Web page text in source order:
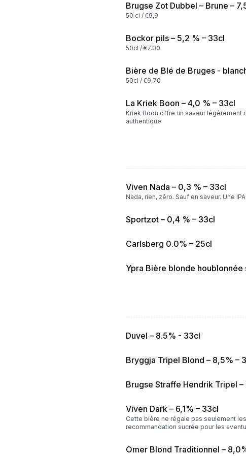
Brugse Zot Dubbel – Brune –
50 cl / €9,9
Bockor pils – 5,2 % – 33cl
50cl / €7.00
Bière de Blé de Bruges -
50cl / €9,70
La Kriek Boon – 4,0 % – 33cl
Kriek Boon offre un saveur
authentique
Viven Nada – 0,3 % – 33cl
Nada, rien, zéro. Sauf en saveur. Une
Sportzot – 0,4 % – 33cl
Carlsberg 0.0% – 25cl
Ypra Bière blonde
Duvel – 8.5% - 33cl
Bryggja Tripel Blond – 8,5% –
Brugse Straffe Hendrik Tripel
Viven Dark – 6,1% – 33cl
Cette bière ne régale pas seulement
recommandation sucrée pour les
Omer Blond Traditionnel –